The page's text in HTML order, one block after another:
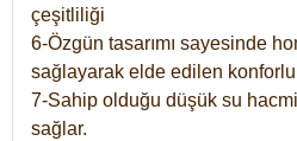
çeşitliliği
6-Özgün tasarımı sayesinde
sağlayarak elde edilen konforlu
7-Sahip olduğu düşük su
sağlar.